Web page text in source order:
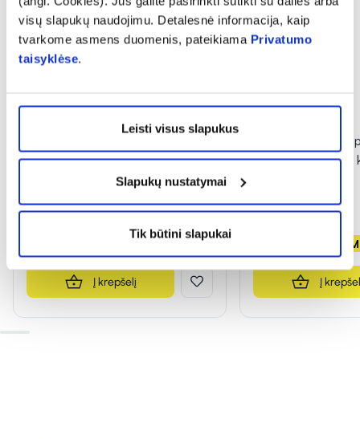
visų slapukų naudojimu. Detalesnė informacija, kaip
tvarkome asmens duomenis, pateikiama Privatumo
taisyklėse.
Leisti visus slapukus
Slapukų nustatymai
Tik būtini slapukai
LIVERTOP, 30 kaps.
Įvertinimas 5.0 iš 5
8,49 €
Į krepšelį
VIVAVIT maisto
VIVAGASTRO, 20
5,59 €
Antra prekė -
Į